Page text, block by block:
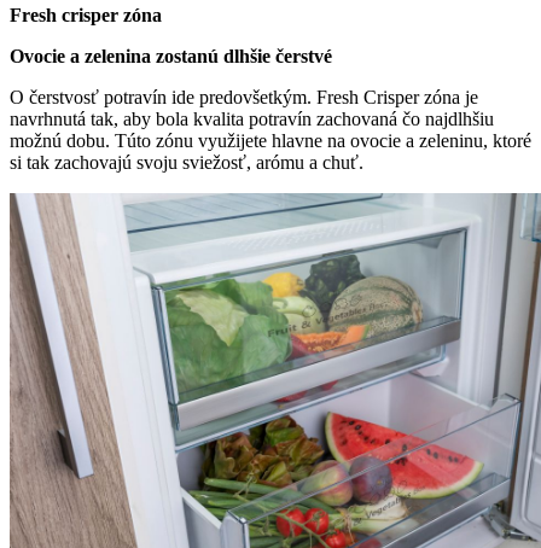
Fresh crisper zóna
Ovocie a zelenina zostanú dlhšie čerstvé
O čerstvosť potravín ide predovšetkým. Fresh Crisper zóna je
navrhnutá tak, aby bola kvalita potravín zachovaná čo najdlhšiu
možnú dobu. Túto zónu využijete hlavne na ovocie a zeleninu, ktoré
si tak zachovajú svoju sviežosť, arómu a chuť.